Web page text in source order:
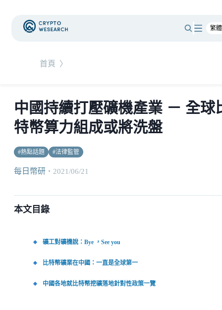
首頁 〉
中國持續打壓礦機產業 － 全球
特幣算力組成或將洗盤
#熱點話題 #法律監管
每日幣研 ・ 2021/06/21
本文目錄
礦工對礦機說：Bye ，See you
比特幣礦業在中國：一直是全球第一
中國各地就比特幣挖礦落地針對性政策一覽